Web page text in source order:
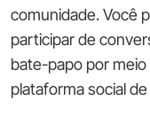
comunidade. Você
participar de
bate-papo por
plataforma social